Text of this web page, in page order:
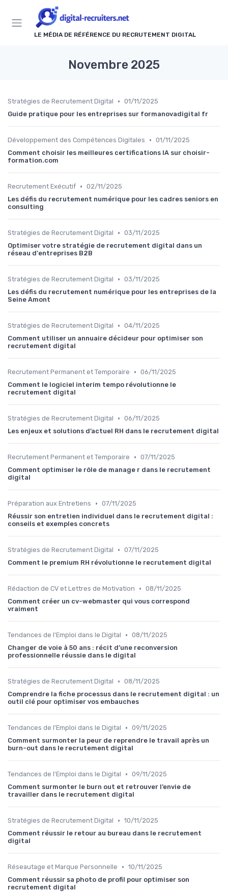
LE MÉDIA DE RÉFÉRENCE DU RECRUTEMENT DIGITAL
Novembre 2025
Stratégies de Recrutement Digital • 01/11/2025
Guide pratique pour les entreprises sur formanovadigital fr
Développement des Compétences Digitales • 01/11/2025
Comment choisir les meilleures certifications IA sur choisir-
formation.com
Recrutement Exécutif • 02/11/2025
Les défis du recrutement numérique pour les cadres seniors en
consulting
Stratégies de Recrutement Digital • 03/11/2025
Optimiser votre stratégie de recrutement digital dans un
réseau d'entreprises B2B
Stratégies de Recrutement Digital • 03/11/2025
Les défis du recrutement numérique pour les entreprises de la
Seine Amont
Stratégies de Recrutement Digital • 04/11/2025
Comment utiliser un annuaire décideur pour optimiser son
recrutement digital
Recrutement Permanent et Temporaire • 06/11/2025
Comment le logiciel interim tempo révolutionne le
recrutement digital
Stratégies de Recrutement Digital • 06/11/2025
Les enjeux et solutions d’actuel RH dans le recrutement digital
Recrutement Permanent et Temporaire • 07/11/2025
Comment optimiser le rôle de manage r dans le recrutement
digital
Préparation aux Entretiens • 07/11/2025
Réussir son entretien individuel dans le recrutement digital :
conseils et exemples concrets
Stratégies de Recrutement Digital • 07/11/2025
Comment le premium RH révolutionne le recrutement digital
Rédaction de CV et Lettres de Motivation • 08/11/2025
Comment créer un cv-webmaster qui vous correspond
vraiment
Tendances de l'Emploi dans le Digital • 08/11/2025
Changer de voie à 50 ans : récit d’une reconversion
professionnelle réussie dans le digital
Stratégies de Recrutement Digital • 08/11/2025
Comprendre la fiche processus dans le recrutement digital : un
outil clé pour optimiser vos embauches
Tendances de l'Emploi dans le Digital • 09/11/2025
Comment surmonter la peur de reprendre le travail après un
burn-out dans le recrutement digital
Tendances de l'Emploi dans le Digital • 09/11/2025
Comment surmonter le burn out et retrouver l’envie de
travailler dans le recrutement digital
Stratégies de Recrutement Digital • 10/11/2025
Comment réussir le retour au bureau dans le recrutement
digital
Réseautage et Marque Personnelle • 10/11/2025
Comment réussir sa photo de profil pour optimiser son
recrutement digital
Panneau de gestion des cookies